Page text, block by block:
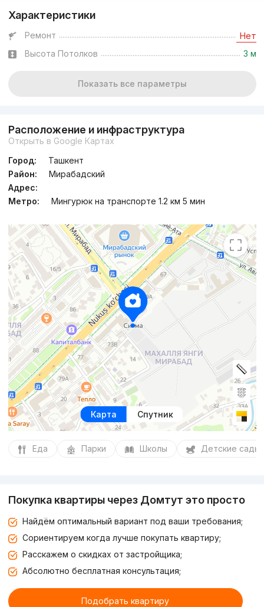
Характеристики
Ремонт Нет
Высота Потолков 3 м
Показать все параметры
Расположение и инфраструктура
Открыть в Google Картах
Город:
Ташкент
Район:
Мирабадский
Адрес:
Метро:
Мингурюк на транспорте 1.2 км 5 мин
Карта Спутник
Еда Парки Школы Детские сады
Покупка квартиры через Домтут это просто
Найдём оптимальный вариант под ваши требования;
Сориентируем когда лучше покупать квартиру;
Расскажем о скидках от застройщика;
Абсолютно бесплатная консультация;
Подобрать квартиру